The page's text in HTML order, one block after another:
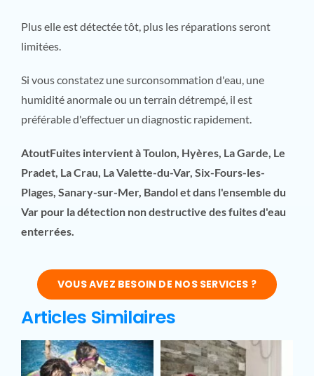
Plus elle est détectée tôt, plus les réparations seront
limitées.
Si vous constatez une surconsommation d'eau, une
humidité anormale ou un terrain détrempé, il est
préférable d'effectuer un diagnostic rapidement.
AtoutFuites intervient à Toulon, Hyères, La Garde, Le
Pradet, La Crau, La Valette-du-Var, Six-Fours-les-
Plages, Sanary-sur-Mer, Bandol et dans l'ensemble du
Var pour la détection non destructive des fuites d'eau
enterrées.
VOUS AVEZ BESOIN DE NOS SERVICES ?
Articles Similaires